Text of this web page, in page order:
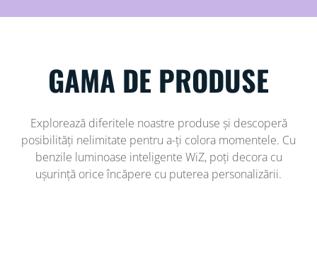
GAMA DE PRODUSE
Explorează diferitele noastre produse și descoperă
posibilități nelimitate pentru a-ți colora momentele. Cu
benzile luminoase inteligente WiZ, poți decora cu
ușurință orice încăpere cu puterea personalizării.